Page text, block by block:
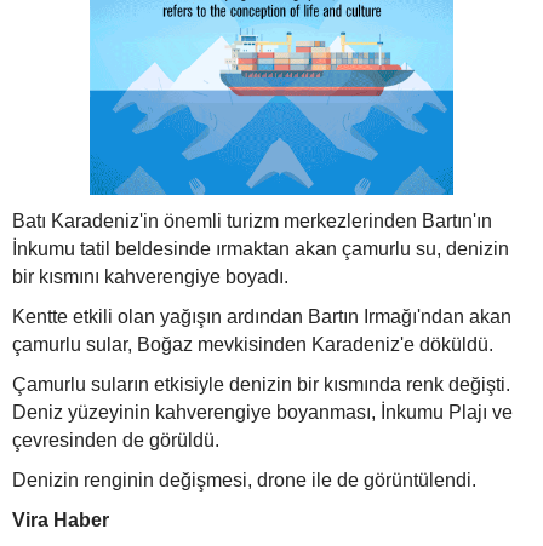
Batı Karadeniz'in önemli turizm merkezlerinden Bartın'ın
İnkumu tatil beldesinde ırmaktan akan çamurlu su, denizin
bir kısmını kahverengiye boyadı.
Kentte etkili olan yağışın ardından Bartın Irmağı'ndan akan
çamurlu sular, Boğaz mevkisinden Karadeniz'e döküldü.
Çamurlu suların etkisiyle denizin bir kısmında renk değişti.
Deniz yüzeyinin kahverengiye boyanması, İnkumu Plajı ve
çevresinden de görüldü.
Denizin renginin değişmesi, drone ile de görüntülendi.
Vira Haber